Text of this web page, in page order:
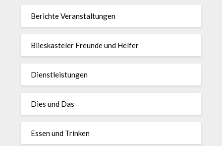
Berichte Veranstaltungen
Blieskasteler Freunde und Helfer
Dienstleistungen
Dies und Das
Essen und Trinken